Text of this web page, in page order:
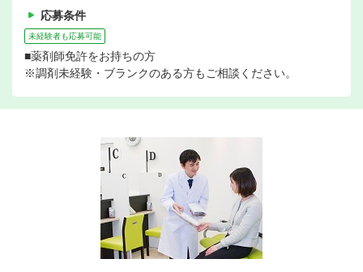
応募条件
未経験者も応募可能
■薬剤師免許をお持ちの方
※調剤未経験・ブランクのある方もご相談ください。